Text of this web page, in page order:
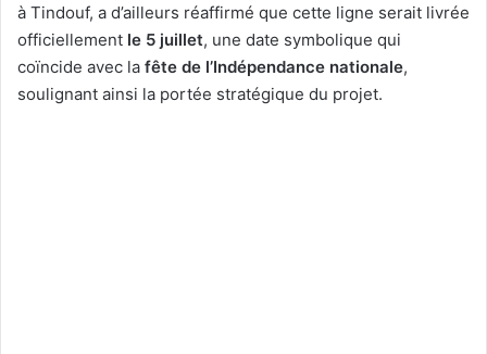
à Tindouf, a d’ailleurs réaffirmé que cette ligne serait livrée
officiellement le 5 juillet, une date symbolique qui
coïncide avec la fête de l’Indépendance nationale,
soulignant ainsi la portée stratégique du projet.